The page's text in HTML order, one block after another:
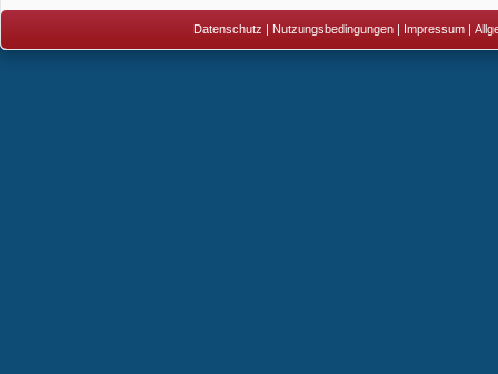
Datenschutz | Nutzungsbedingungen | Impressum |